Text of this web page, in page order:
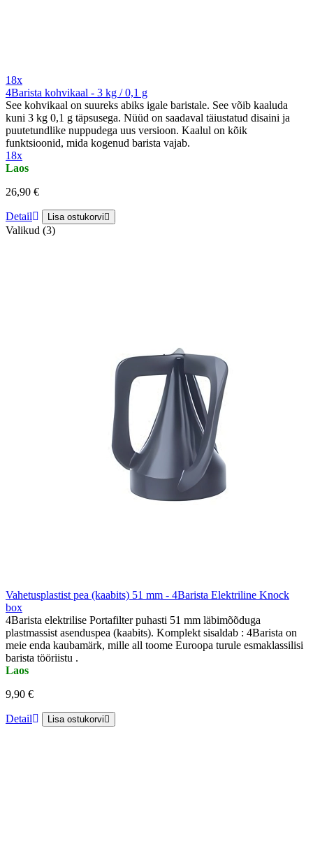
18x
4Barista kohvikaal - 3 kg / 0,1 g
See kohvikaal on suureks abiks igale baristale. See võib kaaluda
kuni 3 kg 0,1 g täpsusega. Nüüd on saadaval täiustatud disaini ja
puutetundlike nuppudega uus versioon. Kaalul on kõik
funktsioonid, mida kogenud barista vajab.
18x
Laos
26,90 €
Detail Lisa ostukorvi
Valikud (3)
Vahetusplastist pea (kaabits) 51 mm - 4Barista Elektriline Knock
box
4Barista elektrilise Portafilter puhasti 51 mm läbimõõduga
plastmassist asenduspea (kaabits). Komplekt sisaldab : 4Barista on
meie enda kaubamärk, mille all toome Euroopa turule esmaklassilisi
barista tööriistu .
Laos
9,90 €
Detail Lisa ostukorvi